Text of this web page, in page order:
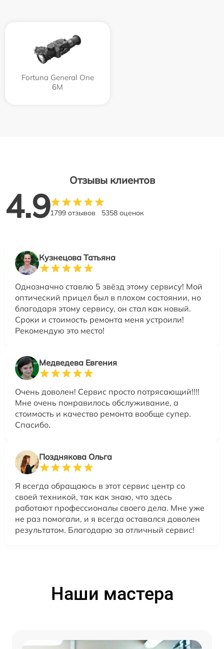
Fortuna General One
6M
Отзывы клиентов
4.91799 отзывов 5358 оценок
Кузнецова Татьяна
Однозначно ставлю 5 звёзд этому сервису! Мой
оптический прицел был в плохом состоянии, но
благодаря этому сервису, он стал как новый.
Сроки и стоимость ремонта меня устроили!
Рекомендую это место!
Медведева Евгения
Очень доволен! Сервис просто потрясающий!!!!
Мне очень понравилось обслуживание, а
стоимость и качество ремонта вообще супер.
Спасибо.
Позднякова Ольга
Я всегда обращаюсь в этот сервис центр со
своей техникой, так как знаю, что здесь
работают профессионалы своего дела. Мне уже
не раз помогали, и я всегда оставался доволен
результатом. Благодарю за отличный сервис!
Наши мастера